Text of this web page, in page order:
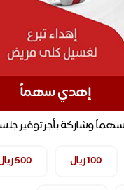
إهدي سهماً
وشاركة بأجر توفير جلسات